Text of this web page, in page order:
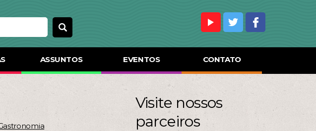
ASSUNTOS EVENTOS CONTATO
Visite nossos
parceiros